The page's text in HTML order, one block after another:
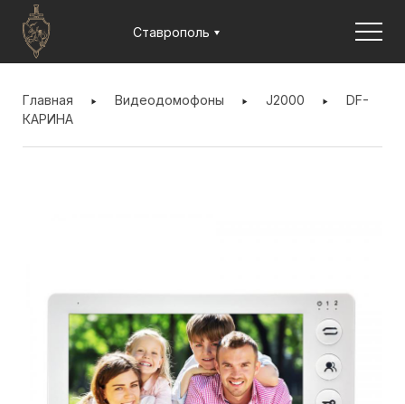
Ставрополь
ЗДЕСЬ
Главная Видеодомофоны J2000
DF-
КАРИНА